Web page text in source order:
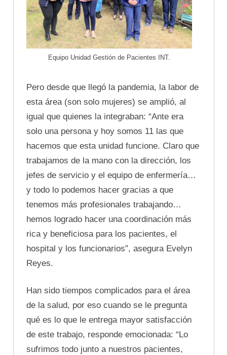
Equipo Unidad Gestión de Pacientes INT.
Pero desde que llegó la pandemia, la labor de
esta área (son solo mujeres) se amplió, al
igual que quienes la integraban: “Ante era
solo una persona y hoy somos 11 las que
hacemos que esta unidad funcione. Claro que
trabajamos de la mano con la dirección, los
jefes de servicio y el equipo de enfermería…
y todo lo podemos hacer gracias a que
tenemos más profesionales trabajando…
hemos logrado hacer una coordinación más
rica y beneficiosa para los pacientes, el
hospital y los funcionarios”, asegura Evelyn
Reyes.
Han sido tiempos complicados para el área
de la salud, por eso cuando se le pregunta
qué es lo que le entrega mayor satisfacción
de este trabajo, responde emocionada: “Lo
sufrimos todo junto a nuestros pacientes,